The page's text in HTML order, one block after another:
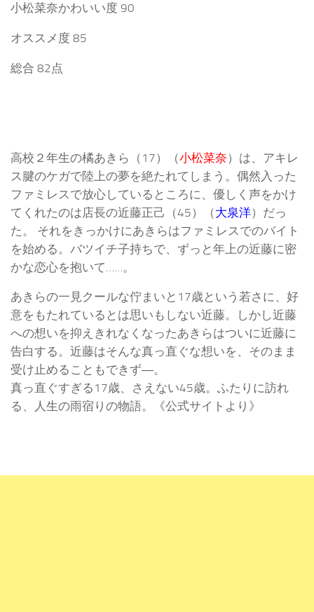
小松菜奈かわいい度 90
オススメ度 85
総合 82点
高校２年生の橘あきら（17）（小松菜奈 ）は、アキレ
ス腱のケガで陸上の夢を絶たれてしまう。偶然入った
ファミレスで放心しているところに、優しく声をかけ
てくれたのは店長の近藤正己（45）（大泉洋）だっ
た。 それをきっかけにあきらはファミレスでのバイト
を始める。バツイチ子持ちで、ずっと年上の近藤に密
かな恋心を抱いて……。
あきらの一見クールな佇まいと17歳という若さに、好
意をもたれているとは思いもしない近藤。しかし近藤
への想いを抑えきれなくなったあきらはついに近藤に
告白する。近藤はそんな真っ直ぐな想いを、そのまま
受け止めることもできず―。
真っ直ぐすぎる17歳、さえない45歳。ふたりに訪れ
る、人生の雨宿りの物語。《公式サイトより》